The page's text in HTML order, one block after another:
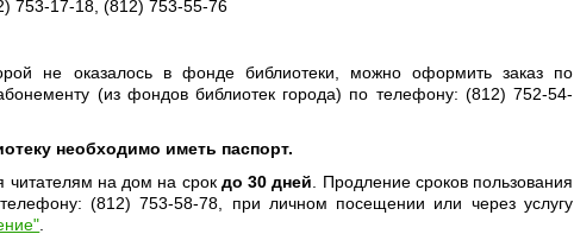
753-17-18, (812) 753-55-76
не оказалось в фонде библиотеки, можно оформить заказ по
(из фондов библиотек города) по телефону: (812) 752-54-
необходимо иметь паспорт.
читателям на дом на срок до 30 дней . Продление сроков пользования
(812) 753-58-78, при личном посещении или через услугу